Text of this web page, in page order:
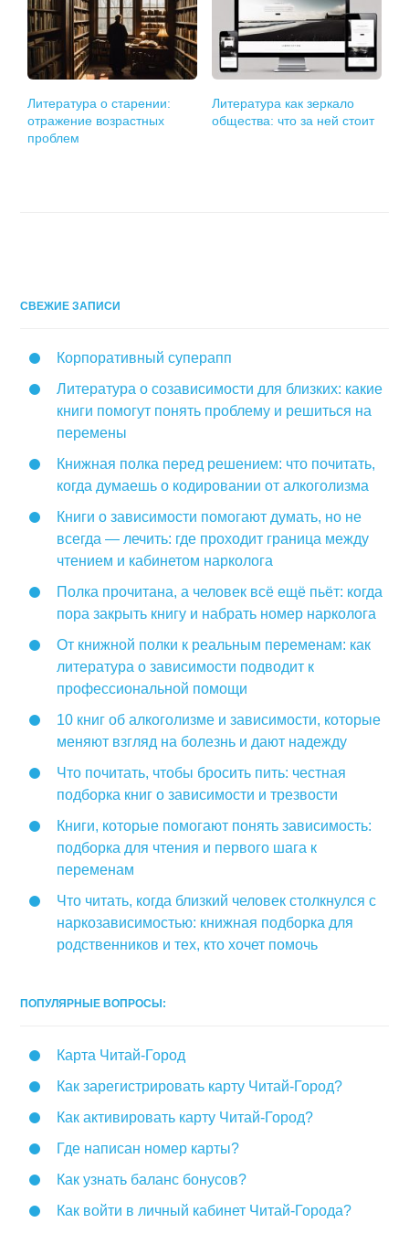
Литература о старении:
отражение возрастных
проблем
Литература как зеркало
общества: что за ней стоит
СВЕЖИЕ ЗАПИСИ
Корпоративный суперапп
Литература о созависимости для близких: какие
книги помогут понять проблему и решиться на
перемены
Книжная полка перед решением: что почитать,
когда думаешь о кодировании от алкоголизма
Книги о зависимости помогают думать, но не
всегда — лечить: где проходит граница между
чтением и кабинетом нарколога
Полка прочитана, а человек всё ещё пьёт: когда
пора закрыть книгу и набрать номер нарколога
От книжной полки к реальным переменам: как
литература о зависимости подводит к
профессиональной помощи
10 книг об алкоголизме и зависимости, которые
меняют взгляд на болезнь и дают надежду
Что почитать, чтобы бросить пить: честная
подборка книг о зависимости и трезвости
Книги, которые помогают понять зависимость:
подборка для чтения и первого шага к
переменам
Что читать, когда близкий человек столкнулся с
наркозависимостью: книжная подборка для
родственников и тех, кто хочет помочь
ПОПУЛЯРНЫЕ ВОПРОСЫ:
Карта Читай-Город
Как зарегистрировать карту Читай-Город?
Как активировать карту Читай-Город?
Где написан номер карты?
Как узнать баланс бонусов?
Как войти в личный кабинет Читай-Города?